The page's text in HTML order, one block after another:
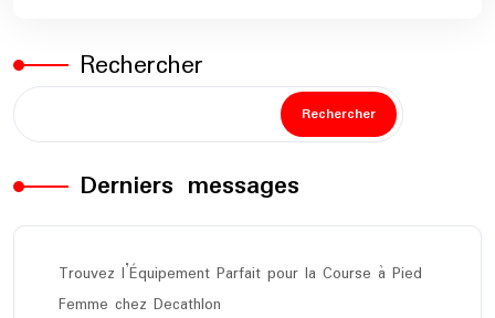
Rechercher
Rechercher
Derniers messages
Trouvez l’Équipement Parfait pour la Course à Pied
Femme chez Decathlon